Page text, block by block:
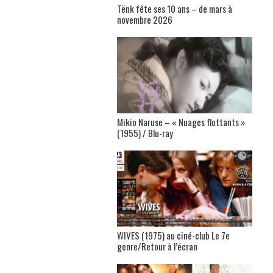
Tënk fête ses 10 ans – de mars à
novembre 2026
Mikio Naruse – « Nuages flottants »
(1955) / Blu-ray
WIVES (1975) au ciné-club Le 7e
genre/Retour à l’écran